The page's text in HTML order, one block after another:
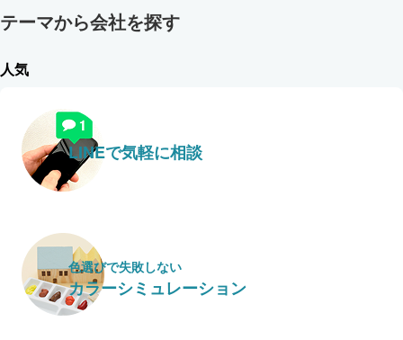
テーマから会社を探す
人気
LINEで気軽に相談
色選びで失敗しない
カラーシミュレーション